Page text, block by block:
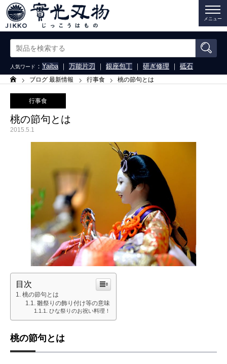
メニュー
人気ワード ： Yaiba｜ 万能片刃 ｜ 銀座包丁 ｜ 研ぎ修理 ｜ 砥石
ーム ブログ 最新情報 行事食 桃の節句とは
行事食
桃の節句とは
2015.5.1
目次
桃の節句とは
雛祭りの飾り付け等の意味
ひな祭りのお祝い料理！
桃の節句とは